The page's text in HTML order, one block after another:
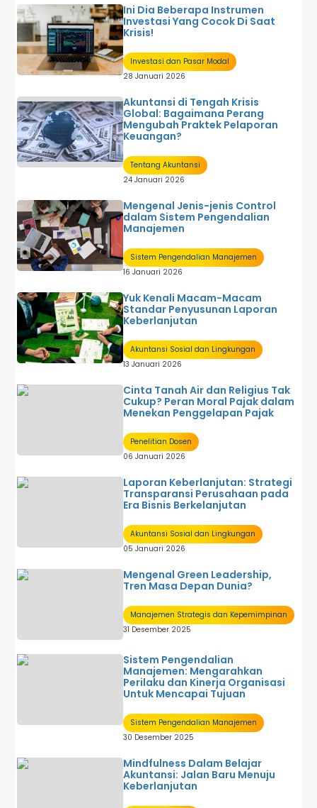
Ini Dia Beberapa Instrumen
Investasi Yang Cocok Di Saat
Krisis!
Investasi dan Pasar Modal
28 Januari 2026
Akuntansi di Tengah Krisis
Global: Bagaimana Perang
Mengubah Praktek Pelaporan
Keuangan?
Tentang Akuntansi
24 Januari 2026
Mengenal Jenis-jenis Control
dalam Sistem Pengendalian
Manajemen
Sistem Pengendalian Manajemen
16 Januari 2026
Yuk Kenali Macam-Macam
Standar Penyusunan Laporan
Keberlanjutan
Akuntansi Sosial dan Lingkungan
13 Januari 2026
Cinta Tanah Air dan Religius Tak
Cukup? Peran Moral Pajak dalam
Menekan Penggelapan Pajak
Penelitian Dosen
06 Januari 2026
Laporan Keberlanjutan: Strategi
Transparansi Perusahaan pada
Era Bisnis Berkelanjutan
Akuntansi Sosial dan Lingkungan
05 Januari 2026
Mengenal Green Leadership,
Tren Masa Depan Dunia?
Manajemen Strategis dan Kepemimpinan
31 Desember 2025
Sistem Pengendalian
Manajemen: Mengarahkan
Perilaku dan Kinerja Organisasi
Untuk Mencapai Tujuan
Sistem Pengendalian Manajemen
30 Desember 2025
Mindfulness Dalam Belajar
Akuntansi: Jalan Baru Menuju
Keberlanjutan